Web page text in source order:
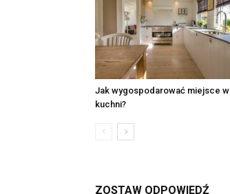
Jak wygospodarować miejsce w
kuchni?
ZOSTAW ODPOWIEDŹ